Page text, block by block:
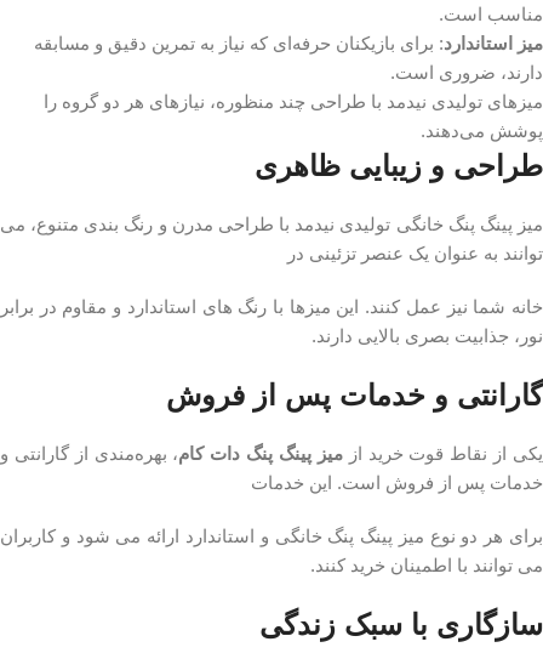
مناسب است.
میز استاندارد: برای بازیکنان حرفه‌ای که نیاز به تمرین دقیق و مسابقه
دارند، ضروری است.
میزهای تولیدی نیدمد با طراحی چند منظوره، نیازهای هر دو گروه را
پوشش می‌دهند.
طراحی و زیبایی ظاهری
میز پینگ پنگ خانگی تولیدی نیدمد با طراحی مدرن و رنگ‌ بندی متنوع، می‌
توانند به‌ عنوان یک عنصر تزئینی در
خانه شما نیز عمل کنند. این میزها با رنگ‌ های استاندارد و مقاوم در برابر
نور، جذابیت بصری بالایی دارند.
گارانتی و خدمات پس از فروش
یکی از نقاط قوت خرید ازمیز پینگ پنگ دات کام، بهره‌مندی از گارانتی و
خدمات پس از فروش است. این خدمات
برای هر دو نوع میز پینگ پنگ خانگی و استاندارد ارائه می‌ شود و کاربران
می‌ توانند با اطمینان خرید کنند.
سازگاری با سبک زندگی